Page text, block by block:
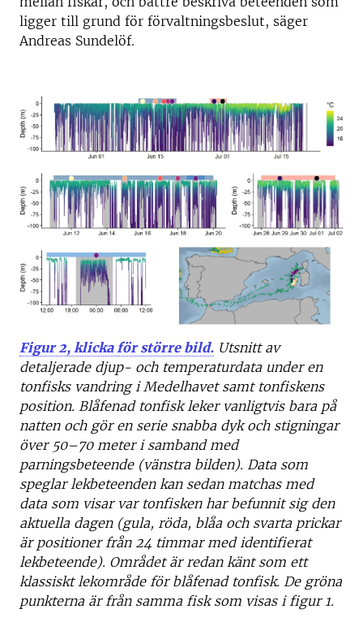
ligger till grund för förvaltningsbeslut, säger
Andreas Sundelöf.
Figur 2, klicka för större bild. Utsnitt av
detaljerade djup- och temperaturdata under en
tonfisks vandring i Medelhavet samt tonfiskens
position. Blåfenad tonfisk leker vanligtvis bara på
natten och gör en serie snabba dyk och stigningar
över 50–70 meter i samband med
parningsbeteende (vänstra bilden). Data som
speglar lekbeteenden kan sedan matchas med
data som visar var tonfisken har befunnit sig den
aktuella dagen (gula, röda, blåa och svarta prickar
är positioner från 24 timmar med identifierat
lekbeteende). Området är redan känt som ett
klassiskt lekområde för blåfenad tonfisk. De gröna
punkterna är från samma fisk som visas i figur 1.